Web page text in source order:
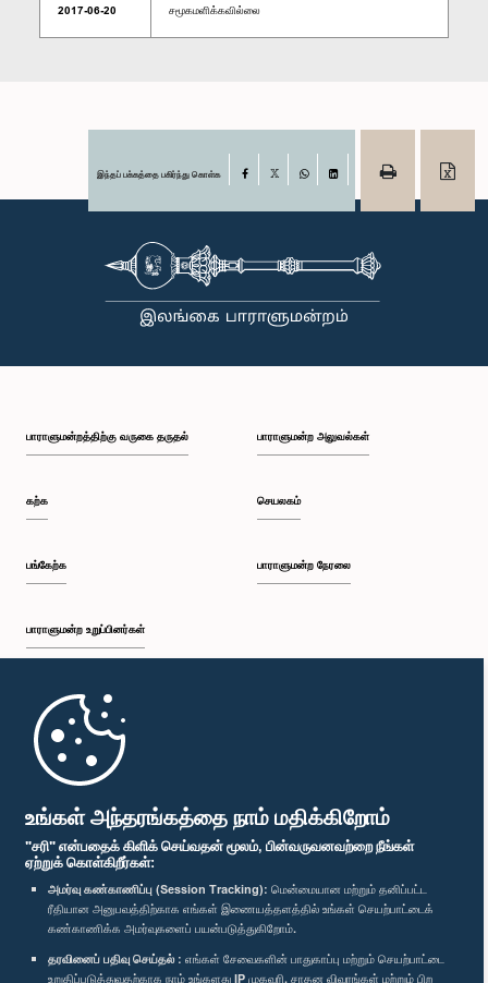
உங்கள் அந்தரங்கத்தை நாம் மதிக்கிறோம்
"சரி" என்பதைக் கிளிக் செய்வதன் மூலம், பின்வருவனவற்றை நீங்கள்
ஏற்றுக் கொள்கிறீர்கள்:
அமர்வு கண்காணிப்பு (Session Tracking): மென்மையான மற்றும் தனிப்பட்ட
ரீதியான அனுபவத்திற்காக எங்கள் இணையத்தளத்தில் உங்கள் செயற்பாட்டைக்
கண்காணிக்க அமர்வுகளைப் பயன்படுத்துகிறோம்.
தரவினைப் பதிவு செய்தல் : எங்கள் சேவைகளின் பாதுகாப்பு மற்றும் செயற்பாட்டை
உறுதிப்படுத்துவதற்காக நாம் உங்களது IP முகவரி, சாதன விவரங்கள் மற்றும் பிற
2017-06-20 சமூகமளிக்கவில்லை
இந்தப் பக்கத்தை பகிர்ந்து கொள்க Facebook
பாராளுமன்றத்திற்கு வருகை தருதல்
கற்க
பங்கேற்க
பாராளுமன்ற உறுப்பினர்கள்
முதற்பக்கம்
பாராளுமன்ற அலுவல்கள்
செயலகம்
பாராளுமன்ற நேரலை
பாராளுமன்ற கையடக்க செயலி
எம்மை பின்தொடர்க :
விருதுகள்